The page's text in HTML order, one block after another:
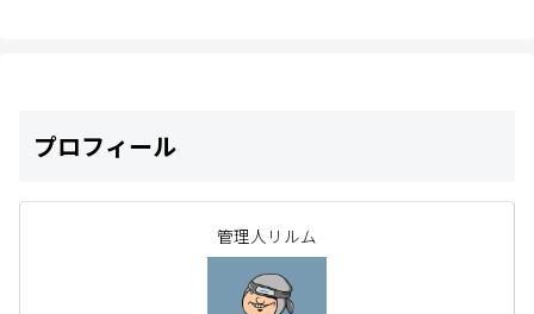
プロフィール
管理人リルム